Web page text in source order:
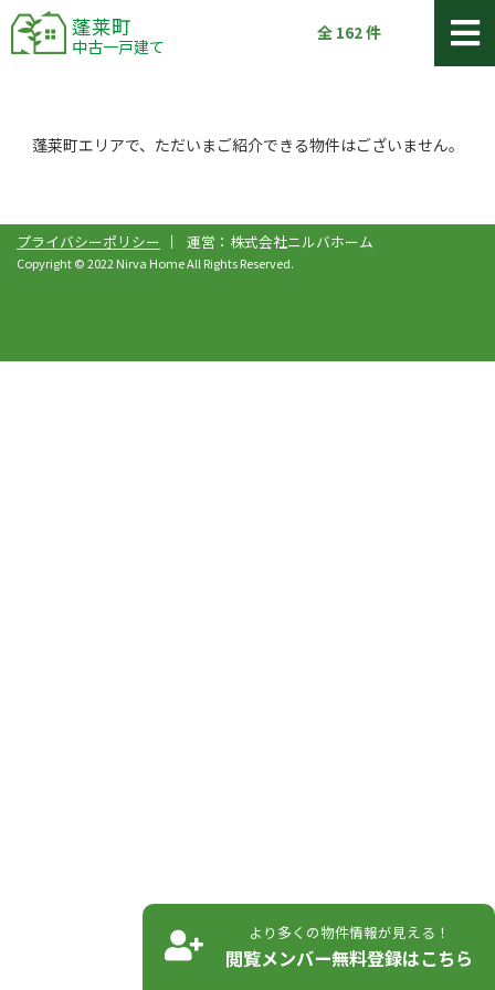
蓬莱町
中古一戸建て
全 162件
蓬莱町エリアで、ただいまご紹介できる物件はございません。
プライバシーポリシー 運営：株式会社ニルバホーム
Copyright © 2022 Nirva Home All Rights Reserved.
より多くの物件情報が見える！
閲覧メンバー無料登録はこちら